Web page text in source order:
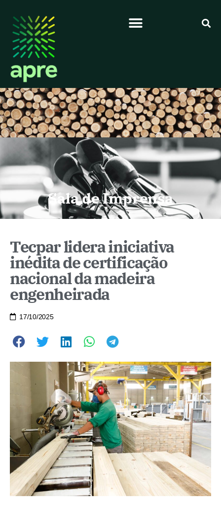
Sala de Imprensa
Tecpar lidera iniciativa
inédita de certificação
nacional da madeira
engenheirada
17/10/2025